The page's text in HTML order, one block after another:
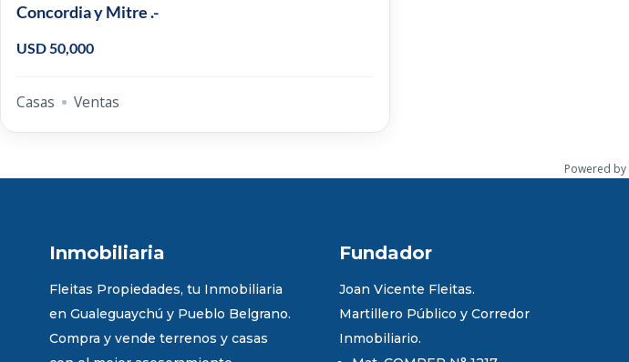
Concordia y Mitre .-
USD 50,000
Casas Ventas
Powered by
Inmobiliaria
Fleitas Propiedades, tu Inmobiliaria
en Gualeguaychú y Pueblo Belgrano.
Compra y vende terrenos y casas
Fundador
Joan Vicente Fleitas.
Martillero Público y Corredor
Inmobiliario.